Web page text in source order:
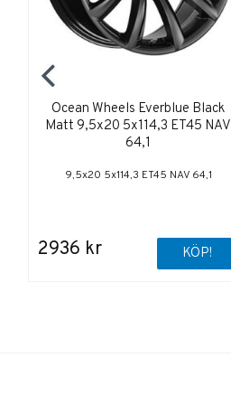
Ocean Wheels Everblue Black
Matt 9,5x20 5x114,3 ET45 NAV
64,1
9,5x20 5x114,3 ET45 NAV 64,1
2936 kr KÖP!